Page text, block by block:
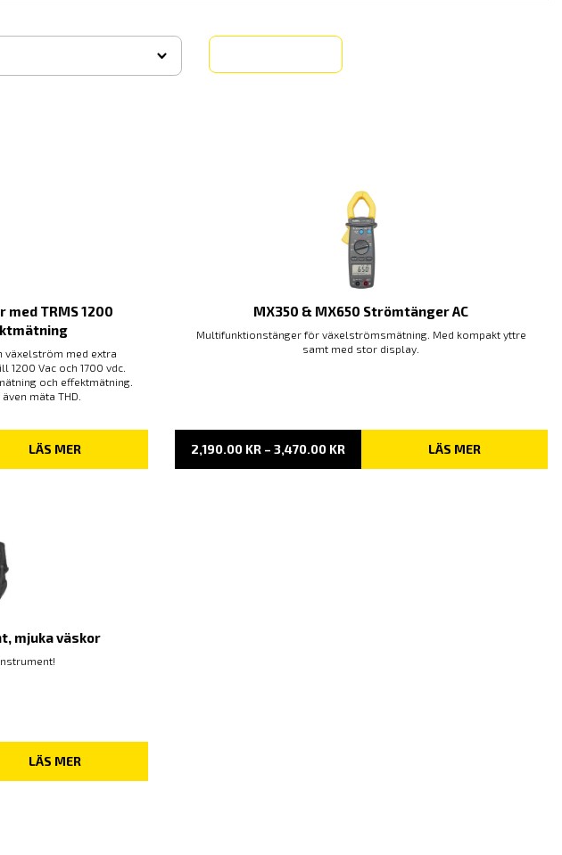
▾
TRMS 1200
växelström med extra
Vac och 1700 vdc.
och effektmätning.
mäta THD.
LÄS MER
MX350 & MX650 Strömtänger AC
Multifunktionstänger för växelströmsmätning. Med kompakt yttre
samt med stor display.
2,190.00 KR – 3,470.00 KRPRISINTERVALL:
TILL
LÄS MER
mjuka väskor
LÄS MER